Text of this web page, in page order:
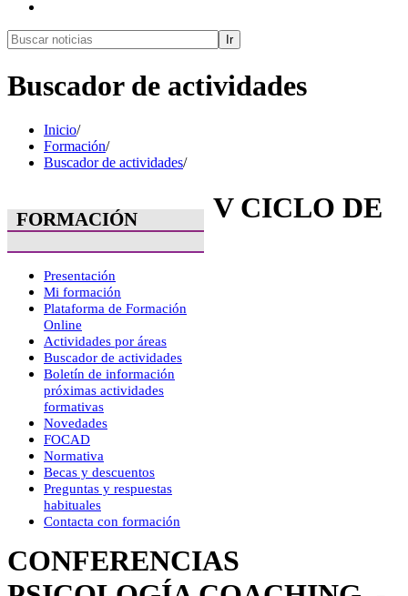
Ir
Buscador de actividades
Inicio/
Formación/
Buscador de actividades/
FORMACIÓN
Presentación
Mi formación
Plataforma de Formación
Online
Actividades por áreas
Buscador de actividades
Boletín de información
próximas actividades
formativas
Novedades
FOCAD
Normativa
Becas y descuentos
Preguntas y respuestas
habituales
Contacta con formación
V CICLO DE
CONFERENCIAS